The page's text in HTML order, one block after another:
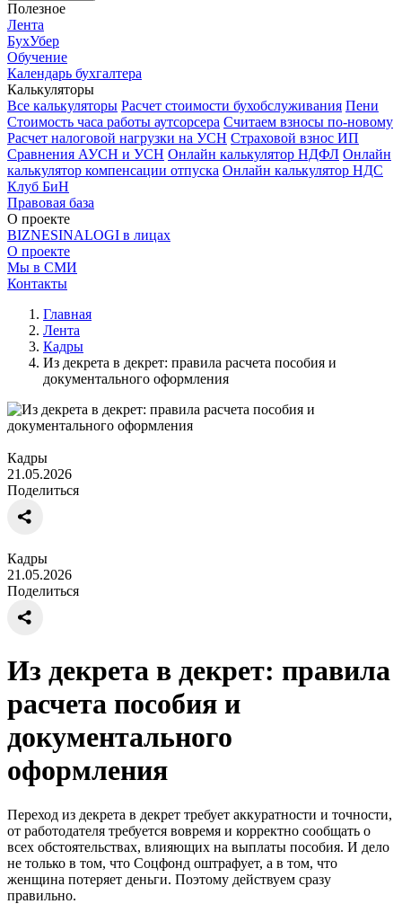
Полезное
Лента
БухУбер
Обучение
Календарь бухгалтера
Калькуляторы
Все калькуляторы Расчет стоимости бухобслуживания Пени
Стоимость часа работы аутсорсера Считаем взносы по-новому
Расчет налоговой нагрузки на УСН Страховой взнос ИП
Сравнения АУСН и УСН Онлайн калькулятор НДФЛ Онлайн
калькулятор компенсации отпуска Онлайн калькулятор НДС
Клуб БиН
Правовая база
О проекте
BIZNESINALOGI в лицах
О проекте
Мы в СМИ
Контакты
Главная
Лента
Кадры
Из декрета в декрет: правила расчета пособия и
документального оформления
Кадры
21.05.2026
Поделиться
Кадры
21.05.2026
Поделиться
Из декрета в декрет: правила
расчета пособия и
документального
оформления
Переход из декрета в декрет требует аккуратности и точности,
от работодателя требуется вовремя и корректно сообщать о
всех обстоятельствах, влияющих на выплаты пособия. И дело
не только в том, что Соцфонд оштрафует, а в том, что
женщина потеряет деньги. Поэтому действуем сразу
правильно.